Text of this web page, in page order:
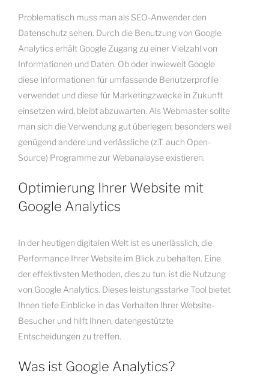
Problematisch muss man als SEO-Anwender den
Datenschutz sehen. Durch die Benutzung von Google
Analytics erhält Google Zugang zu einer Vielzahl von
Informationen und Daten. Ob oder inwieweit Google
diese Informationen für umfassende Benutzerprofile
verwendet und diese für Marketingzwecke in Zukunft
einsetzen wird, bleibt abzuwarten. Als Webmaster sollte
man sich die Verwendung gut überlegen; besonders weil
genügend andere und verlässliche (z.T. auch Open-
Source) Programme zur Webanalayse existieren.
Optimierung Ihrer Website mit
Google Analytics
In der heutigen digitalen Welt ist es unerlässlich, die
Performance Ihrer Website im Blick zu behalten. Eine
der effektivsten Methoden, dies zu tun, ist die Nutzung
von Google Analytics. Dieses leistungsstarke Tool bietet
Ihnen tiefe Einblicke in das Verhalten Ihrer Website-
Besucher und hilft Ihnen, datengestützte
Entscheidungen zu treffen.
Was ist Google Analytics?